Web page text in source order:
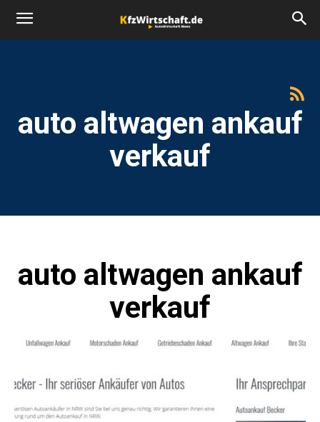
auto altwagen ankauf
verkauf
auto altwagen ankauf
verkauf